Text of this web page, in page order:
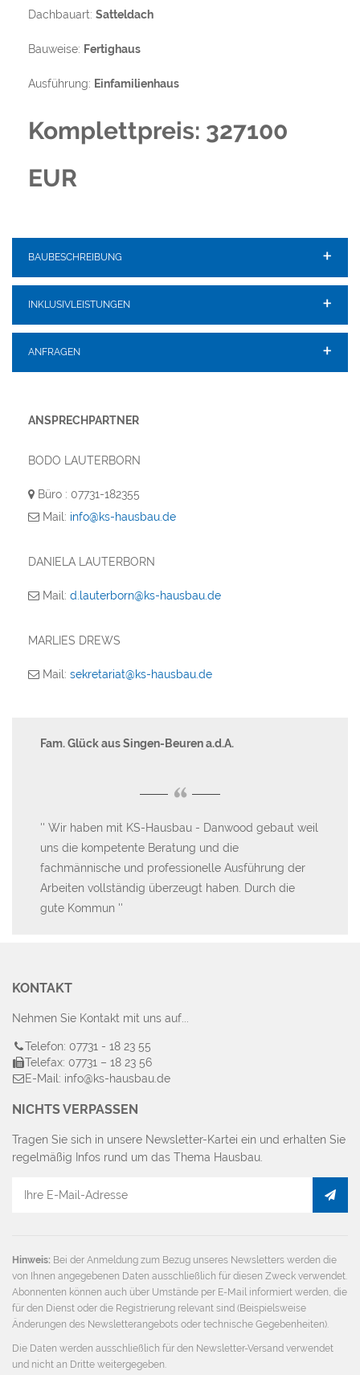
Dachbauart: Satteldach
Bauweise: Fertighaus
Ausführung: Einfamilienhaus
Komplettpreis: 327100
EUR
BAUBESCHREIBUNG
INKLUSIVLEISTUNGEN
ANFRAGEN
ANSPRECHPARTNER
BODO LAUTERBORN
Büro : 07731-182355
Mail: info@ks-hausbau.de
DANIELA LAUTERBORN
Mail: d.lauterborn@ks-hausbau.de
MARLIES DREWS
Mail: sekretariat@ks-hausbau.de
Fam. Glück aus Singen-Beuren a.d.A.
“
Wir haben mit KS-Hausbau - Danwood gebaut weil
uns die kompetente Beratung und die
fachmännische und professionelle Ausführung der
Arbeiten vollständig überzeugt haben. Durch die
gute Kommun
KONTAKT
Nehmen Sie Kontakt mit uns auf...
Telefon: 07731 - 18 23 55
Telefax: 07731 – 18 23 56
E-Mail: info@ks-hausbau.de
NICHTS VERPASSEN
Tragen Sie sich in unsere Newsletter-Kartei ein und erhalten Sie
regelmäßig Infos rund um das Thema Hausbau.
Hinweis: Bei der Anmeldung zum Bezug unseres Newsletters werden die
von Ihnen angegebenen Daten ausschließlich für diesen Zweck verwendet.
Abonnenten können auch über Umstände per E-Mail informiert werden, die
für den Dienst oder die Registrierung relevant sind (Beispielsweise
Änderungen des Newsletterangebots oder technische Gegebenheiten).
Die Daten werden ausschließlich für den Newsletter-Versand verwendet
und nicht an Dritte weitergegeben.